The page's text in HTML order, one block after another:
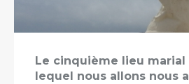
Le cinquième lieu marial
lequel nous allons nous